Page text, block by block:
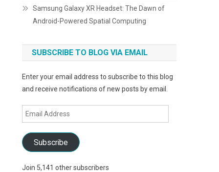
Samsung Galaxy XR Headset: The Dawn of
Android-Powered Spatial Computing
SUBSCRIBE TO BLOG VIA EMAIL
Enter your email address to subscribe to this blog
and receive notifications of new posts by email.
Email
Address
Subscribe
Join 5,141 other subscribers